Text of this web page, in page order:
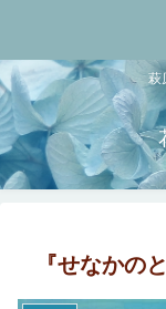
萩
『せなかの